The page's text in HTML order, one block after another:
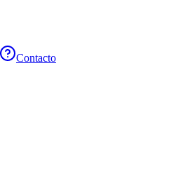
Contacto